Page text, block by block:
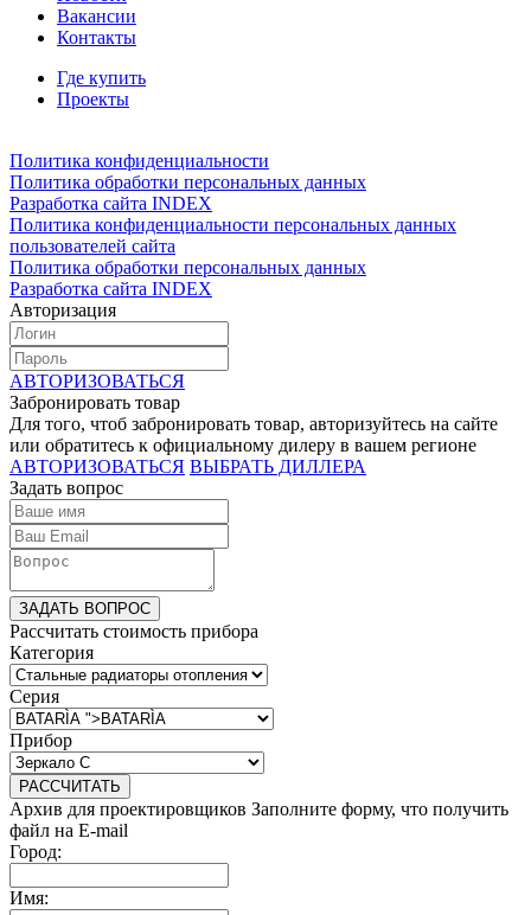
Вакансии
Контакты
Где купить
Проекты
Политика конфиденциальности
Политика обработки персональных данных
Разработка сайта INDEX
Политика конфиденциальности персональных данных
пользователей сайта
Политика обработки персональных данных
Разработка сайта INDEX
Авторизация
АВТОРИЗОВАТЬСЯ
Забронировать товар
Для того, чтоб забронировать товар, авторизуйтесь на сайте
или обратитесь к официальному дилеру в вашем регионе
АВТОРИЗОВАТЬСЯ ВЫБРАТЬ ДИЛЛЕРА
Задать вопрос
ЗАДАТЬ ВОПРОС
Рассчитать стоимость прибора
Категория
Серия
Прибор
РАССЧИТАТЬ
Архив для проектировщиков Заполните форму, что получить
файл на E-mail
Город:
Имя: